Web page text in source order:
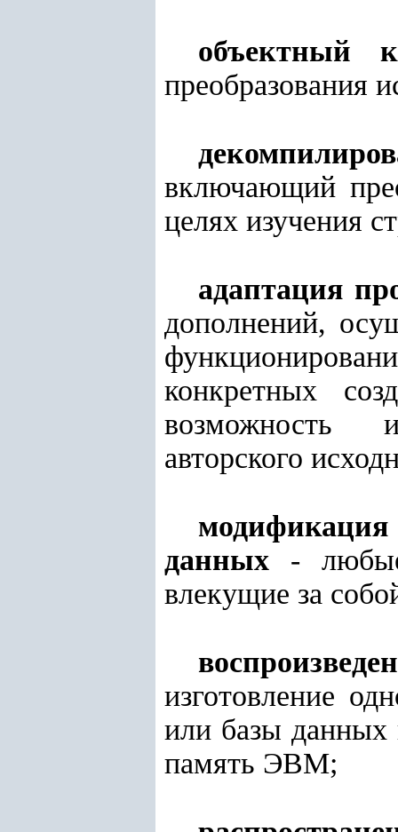
объектный
преобразования
включающий
целях изучения
адаптация
дополнений,
конкретных
возможность
авторского
данных -
влекущие за
изготовление
или базы данных
память ЭВМ;